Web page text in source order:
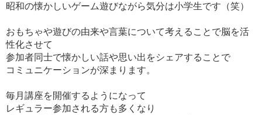
昭和の懐かしいゲーム遊びながら気分は小学生です（笑）
おもちゃや遊びの由来や言葉について考えることで脳を活
性化させて
参加者同士で懐かしい話や思い出をシェアすることで
コミュニケーションが深まります。
毎月講座を開催するようになって
レギュラー参加される方も多くなり